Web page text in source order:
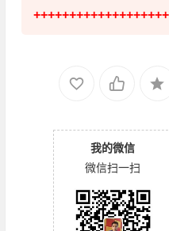
我的微信
微信扫一扫